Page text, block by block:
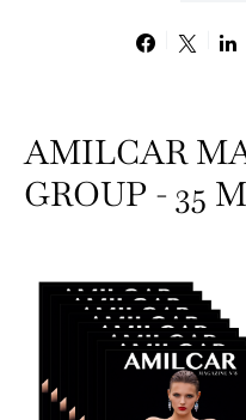
AMILCAR
GROUP - 35